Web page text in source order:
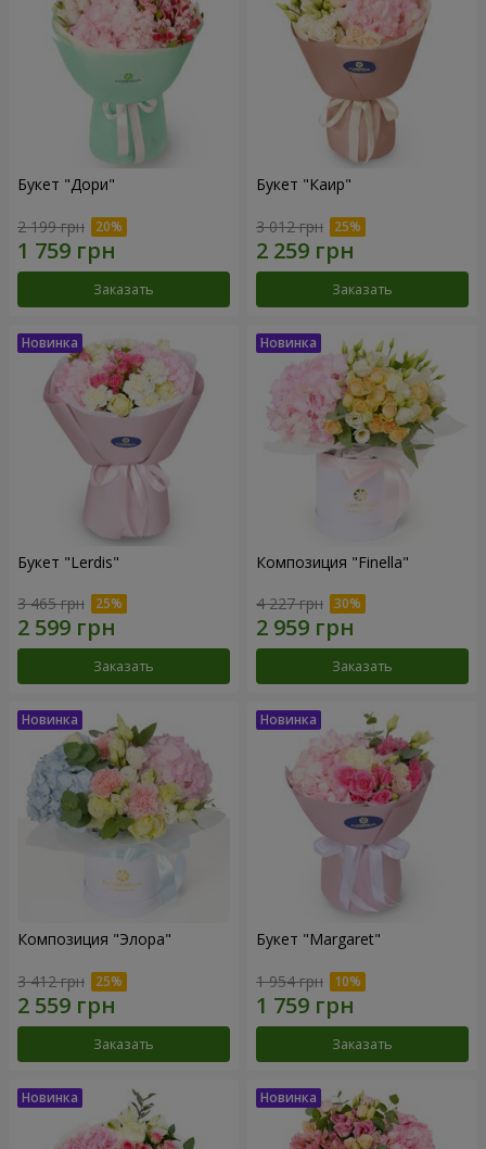
Букет "Дори"
2 199 грн
Заказать
Букет "Каир"
3 012 грн
Заказать
Букет "Lerdis"
3 465 грн
Заказать
Композиция "Finella"
4 227 грн
Заказать
Композиция "Элора"
3 412 грн
Заказать
Букет "Margaret"
1 954 грн
Заказать